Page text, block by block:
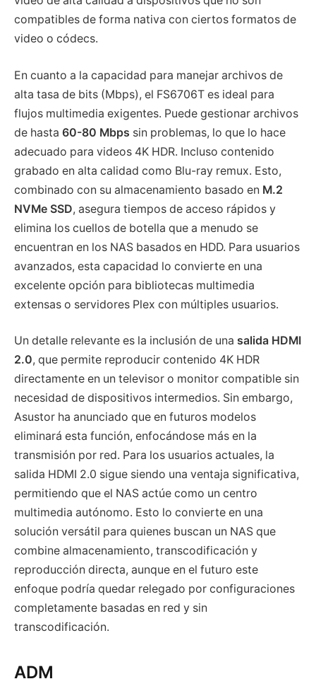
compatibles de forma nativa con ciertos formatos de
video o códecs.
En cuanto a la capacidad para manejar archivos de
alta tasa de bits (Mbps), el FS6706T es ideal para
flujos multimedia exigentes. Puede gestionar archivos
de hasta 60-80 Mbps sin problemas, lo que lo hace
adecuado para videos 4K HDR. Incluso contenido
grabado en alta calidad como Blu-ray remux. Esto,
combinado con su almacenamiento basado en M.2
NVMe SSD, asegura tiempos de acceso rápidos y
elimina los cuellos de botella que a menudo se
encuentran en los NAS basados en HDD. Para usuarios
avanzados, esta capacidad lo convierte en una
excelente opción para bibliotecas multimedia
extensas o servidores Plex con múltiples usuarios.
Un detalle relevante es la inclusión de una salida HDMI
2.0, que permite reproducir contenido 4K HDR
directamente en un televisor o monitor compatible sin
necesidad de dispositivos intermedios. Sin embargo,
Asustor ha anunciado que en futuros modelos
eliminará esta función, enfocándose más en la
transmisión por red. Para los usuarios actuales, la
salida HDMI 2.0 sigue siendo una ventaja significativa,
permitiendo que el NAS actúe como un centro
multimedia autónomo. Esto lo convierte en una
solución versátil para quienes buscan un NAS que
combine almacenamiento, transcodificación y
reproducción directa, aunque en el futuro este
enfoque podría quedar relegado por configuraciones
completamente basadas en red y sin
transcodificación.
ADM